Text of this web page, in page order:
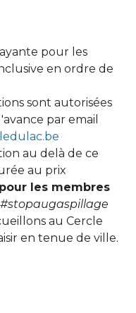
pour les
en ordre de
sont autorisées
par email
au delà de ce
au prix
les membres
#stopaugaspillage
au Cercle
en tenue de ville.